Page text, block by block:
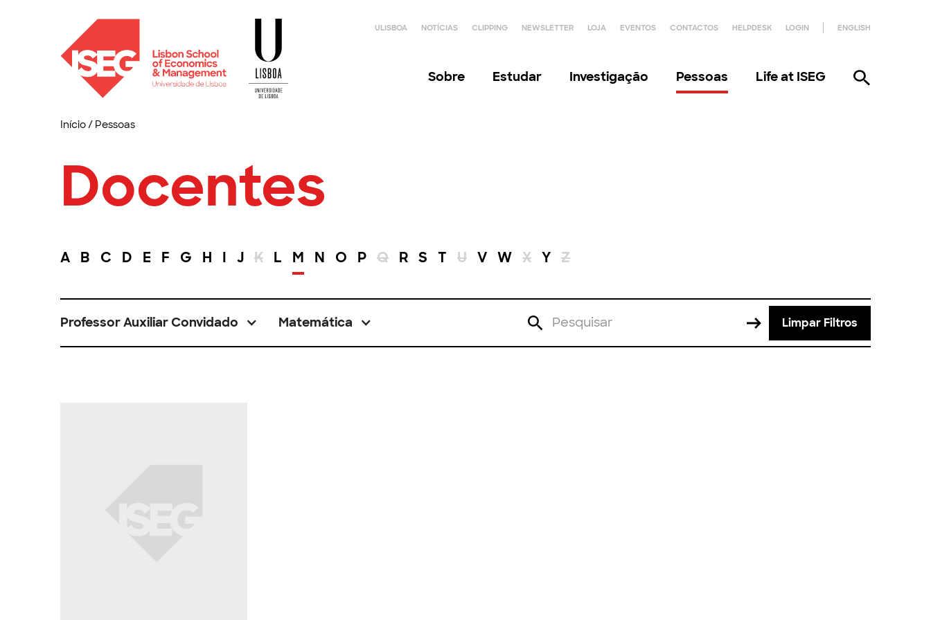
ULISBOA NOTÍCIAS CLIPPING NEWSLETTER LOJA EVENTOS CONTACTOS HELPDESK LOGIN ENGLISH
Sobre Estudar Investigação Pessoas Life at ISEG
Início/ Pessoas
Docentes
A B C D E F G H I J K L M N O P Q R S T U V W X Y Z
Professor Auxiliar Convidado Matemática Limpar Filtros